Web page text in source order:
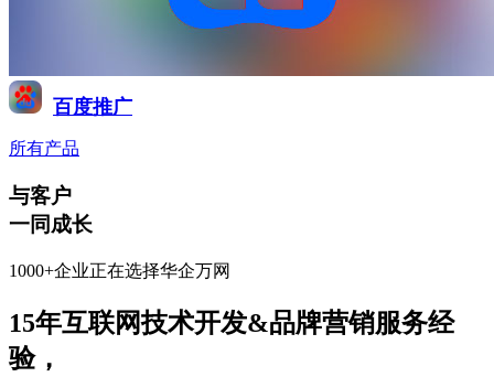
百度推广
所有产品
与客户
一同成长
1000+企业正在选择华企万网
15年互联网技术开发&品牌营销服务经
验，